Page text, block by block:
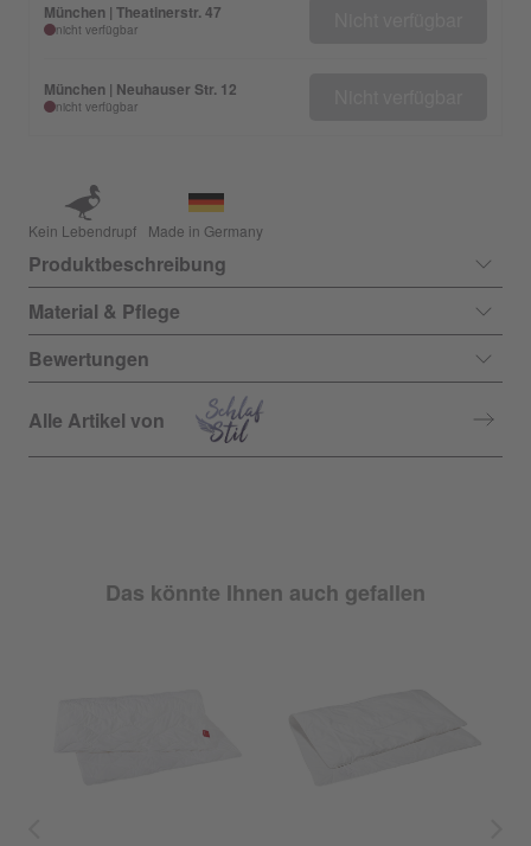
München | Theatinerstr. 47
nicht verfügbar
München | Neuhauser Str. 12
nicht verfügbar
Kein Lebendrupf Made in Germany
Produktbeschreibung
Material & Pflege
Bewertungen
Alle Artikel von
Das könnte Ihnen auch gefallen